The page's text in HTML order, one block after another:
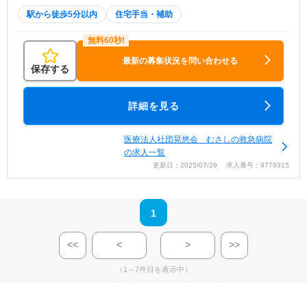
駅から徒歩5分以内 住宅手当・補助
保存する
最新の募集状況を問い合わせる
詳細を見る
医療法人社団晃悠会 むさしの救急病院
の求人一覧
更新日：2025/07/29 求人番号：9779315
1
<< < > >>
（1～7件目を表示中）